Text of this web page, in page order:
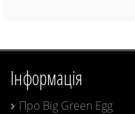
Інформація
Про Big Green Egg